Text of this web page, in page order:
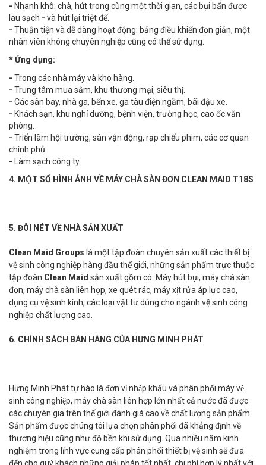
- Nhanh khô: chà, hút trong cùng một thời gian, các bụi bẩn được
lau sạch - và hút lại triệt để.
- Thuận tiện và dễ dàng hoạt động: bảng điều khiển đơn giản, một
nhân viên không chuyên nghiệp cũng có thể sử dụng.
* Ứng dụng:
- Trong các nhà máy và kho hàng.
- Trung tâm mua sắm, khu thương mại, siêu thị.
- Các sân bay, nhà ga, bến xe, ga tàu điện ngầm, bãi đậu xe.
- Khách sạn, khu nghỉ dưỡng, bệnh viện, trường học, cao ốc văn
phòng.
- Triển lãm hội trường, sân vận động, rạp chiếu phim, các cơ quan
chính phủ.
- Làm sạch công ty.
4. MỘT SỐ HÌNH ẢNH VỀ MÁY CHÀ SÀN ĐƠN CLEAN MAID T18S
5. ĐÔI NÉT VỀ NHÀ SẢN XUẤT
Clean Maid Groups là một tập đoàn chuyên sản xuất các thiết bị
vệ sinh công nghiệp hàng đầu thế giới, những sản phẩm trực thuộc
tập đoàn Clean Maid sản xuất gồm có: Máy hút bụi, máy chà sàn
đơn, máy chà sàn liên hợp, xe quét rác, máy xịt rửa áp lực cao,
dụng cụ vệ sinh kính, các loại vật tư dùng cho ngành vệ sinh công
nghiệp chất lượng cao.
6. CHÍNH SÁCH BÁN HÀNG CỦA HƯNG MINH PHÁT
Hưng Minh Phát tự hào là đơn vị nhập khẩu và phân phối máy vệ
sinh công nghiệp, máy chà sàn liên hợp lớn nhất cả nước đã được
các chuyên gia trên thế giới đánh giá cao về chất lượng sản phẩm.
Sản phẩm được chúng tôi lựa chọn phân phối đã khẳng định về
thương hiệu cũng như độ bền khi sử dụng. Qua nhiều năm kinh
nghiệm trong lĩnh vực cung cấp phân phối thiết bị vệ sinh sẽ đưa